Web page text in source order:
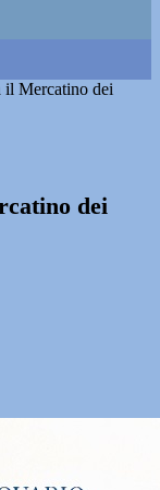
Mercatino dei
dei